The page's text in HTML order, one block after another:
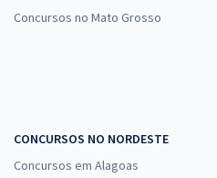
Concursos no Mato Grosso
CONCURSOS NO NORDESTE
Concursos em Alagoas